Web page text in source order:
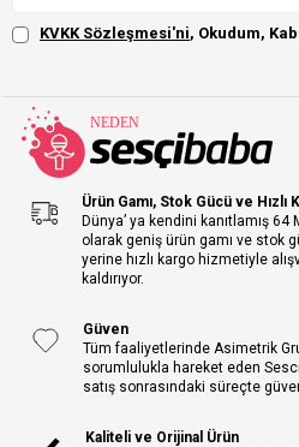
KVKK Sözleşmesi'ni, Okudum,
Ürün Gamı, Stok Gücü ve Hızlı
Dünya’ ya kendini kanıtlamış 64
olarak geniş ürün gamı ve stok
yerine hızlı kargo hizmetiyle
kaldırıyor.
Güven
Tüm faaliyetlerinde Asimetrik
sorumlulukla hareket eden
satış sonrasındaki süreçte
Kaliteli ve Orijinal Ürün